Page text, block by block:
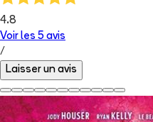
4.8
Voir les 5 avis
/
Laisser un avis